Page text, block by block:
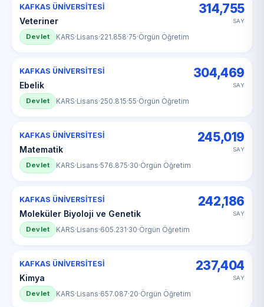
KAFKAS ÜNİVERSİTESİ
Veteriner
314,755
SAY
Devlet KARS·Lisans·221.858·75·Örgün Öğretim
KAFKAS ÜNİVERSİTESİ
Ebelik
304,469
SAY
Devlet KARS·Lisans·250.815·55·Örgün Öğretim
KAFKAS ÜNİVERSİTESİ
Matematik
245,019
SAY
Devlet KARS·Lisans·576.875·30·Örgün Öğretim
KAFKAS ÜNİVERSİTESİ
Moleküler Biyoloji ve Genetik
242,186
SAY
Devlet KARS·Lisans·605.231·30·Örgün Öğretim
KAFKAS ÜNİVERSİTESİ
Kimya
237,404
SAY
Devlet KARS·Lisans·657.087·20·Örgün Öğretim